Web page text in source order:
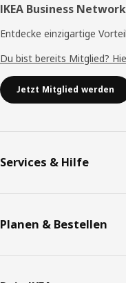
IKEA Business Network
Entdecke einzigartige
Du bist bereits Mitglied?
Jetzt Mitglied werden
Services & Hilfe
Planen & Bestellen